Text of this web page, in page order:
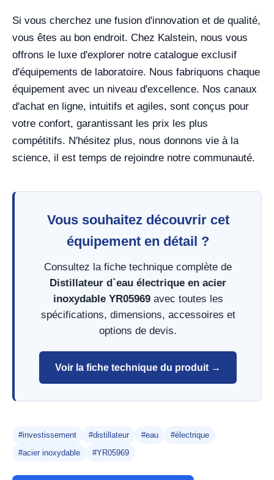
Si vous cherchez une fusion d'innovation et de qualité,
vous êtes au bon endroit. Chez Kalstein, nous vous
offrons le luxe d'explorer notre catalogue exclusif
d'équipements de laboratoire. Nous fabriquons chaque
équipement avec un niveau d'excellence. Nos canaux
d'achat en ligne, intuitifs et agiles, sont conçus pour
votre confort, garantissant les prix les plus
compétitifs. N'hésitez plus, nous donnons vie à la
science, il est temps de rejoindre notre communauté.
Vous souhaitez découvrir cet
équipement en détail ?
Consultez la fiche technique complète de
Distillateur d`eau électrique en acier
inoxydable YR05969avec toutes les
spécifications, dimensions, accessoires et
options de devis.
Voir la fiche technique du produit →
#investissement #distillateur #eau
#électrique
#acier inoxydable
#YR05969